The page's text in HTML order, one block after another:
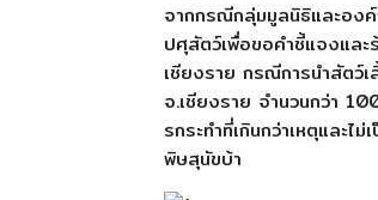
จากกรณีกลุ่มมูลนิธิและอง
ปศุสัตว์เพื่อขอคำชี้แจงและ
เชียงราย กรณีการนำสัตว์
จ.เชียงราย จำนวนกว่า
รกระทำที่เกินกว่าเหตุและ
พิษสุนัขบ้า